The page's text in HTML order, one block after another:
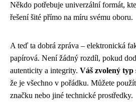
Někdo potřebuje univerzální formát,
řešení šité přímo na míru svému oboru.
A teď ta dobrá zpráva – elektronická
papírová. Není žádný rozdíl, pokud
autenticity a integrity. Váš zvolený typ
že je všechno v pořádku. Můžete
značku nebo jiné technické prostředky.